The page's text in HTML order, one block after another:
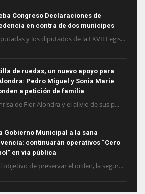
Congreso Declaraciones de
en contra de dos munícipes
y los diputados de la LXVII Legis...
de ruedas, un nuevo apoyo para
Pedro Miguel y Sonia Marie
a petición de familia
de Flor Alondra y el alivio de sus p...
Gobierno Municipal a la sana
continuarán operativos “Cero
en vía pública
objetivo de preservar el orden, la segur...